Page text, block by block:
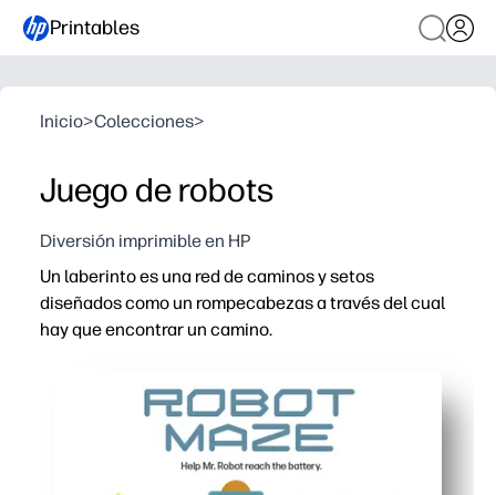
Printables
Inicio>Colecciones>
Juego de robots
Diversión imprimible en HP
Un laberinto es una red de caminos y setos
diseñados como un rompecabezas a través del cual
hay que encontrar un camino.